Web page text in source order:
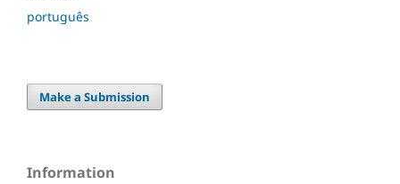
português
Make a Submission
Information